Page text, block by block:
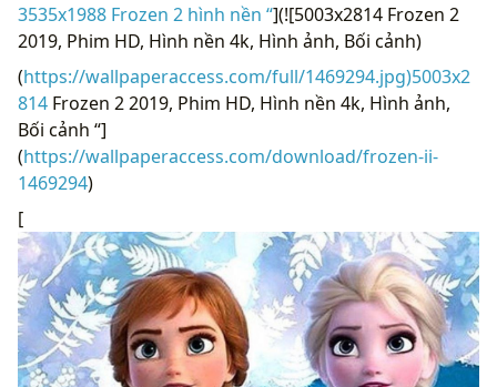
3535x1988 Frozen 2 hình nền “](![5003x2814 Frozen 2
2019, Phim HD, Hình nền 4k, Hình ảnh, Bối cảnh)
(https://wallpaperaccess.com/full/1469294.jpg)5003x2
814 Frozen 2 2019, Phim HD, Hình nền 4k, Hình ảnh,
Bối cảnh “]
(https://wallpaperaccess.com/download/frozen-ii-
1469294)
[